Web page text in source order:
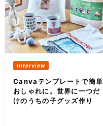
Canvaテンプレートで簡単
おしゃれに。世界に一つだ
けのうちの子グッズ作り